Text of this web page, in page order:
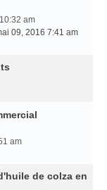
am
09, 2016 7:41 am
am
de colza en